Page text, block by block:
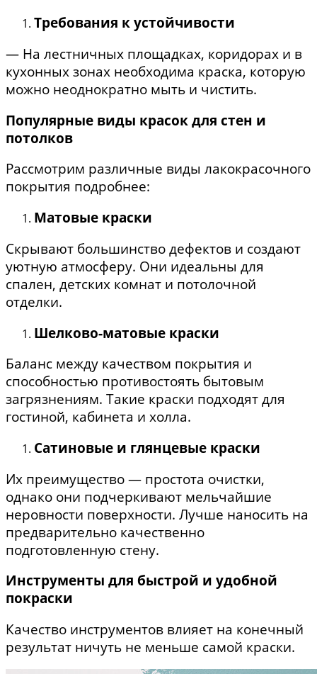
Требования к устойчивости
— На лестничных площадках, коридорах и в
кухонных зонах необходима краска, которую
можно неоднократно мыть и чистить.
Популярные виды красок для стен и
потолков
Рассмотрим различные виды лакокрасочного
покрытия подробнее:
Матовые краски
Скрывают большинство дефектов и создают
уютную атмосферу. Они идеальны для
спален, детских комнат и потолочной
отделки.
Шелково-матовые краски
Баланс между качеством покрытия и
способностью противостоять бытовым
загрязнениям. Такие краски подходят для
гостиной, кабинета и холла.
Сатиновые и глянцевые краски
Их преимущество — простота очистки,
однако они подчеркивают мельчайшие
неровности поверхности. Лучше наносить на
предварительно качественно
подготовленную стену.
Инструменты для быстрой и удобной
покраски
Качество инструментов влияет на конечный
результат ничуть не меньше самой краски.